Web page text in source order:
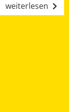
weiterlesen